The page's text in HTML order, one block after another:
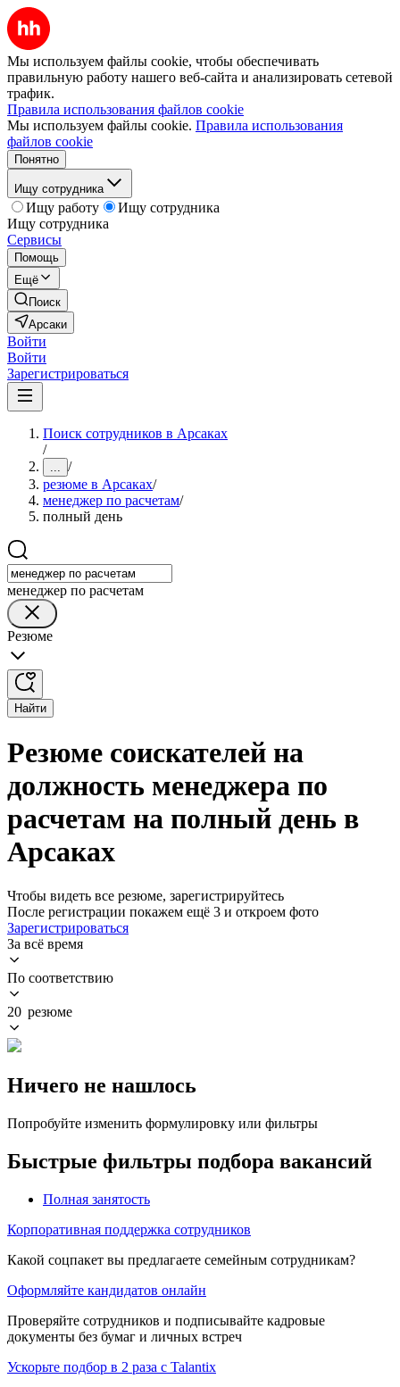
Мы используем файлы cookie, чтобы обеспечивать
правильную работу нашего веб-сайта и анализировать сетевой
трафик.
Правила использования файлов cookie
Мы используем файлы cookie. Правила использования
файлов cookie
Понятно
Ищу сотрудника
Ищу работу
Ищу сотрудника
Ищу сотрудника
Сервисы
Помощь
Ещё
Поиск
Арсаки
Войти
Войти
Зарегистрироваться
Поиск сотрудников в Арсаках
/
... /
резюме в Арсаках/
менеджер по расчетам/
полный день
менеджер по расчетам
Резюме
Найти
Резюме соискателей на
должность менеджера по
расчетам на полный день в
Арсаках
Чтобы видеть все резюме, зарегистрируйтесь
После регистрации покажем ещё 3 и откроем фото
Зарегистрироваться
За всё время
По соответствию
20 резюме
Ничего не нашлось
Попробуйте изменить формулировку или фильтры
Быстрые фильтры подбора вакансий
Полная занятость
Корпоративная поддержка сотрудников
Какой соцпакет вы предлагаете семейным сотрудникам?
Оформляйте кандидатов онлайн
Проверяйте сотрудников и подписывайте кадровые
документы без бумаг и личных встреч
Ускорьте подбор в 2 раза с Talantix